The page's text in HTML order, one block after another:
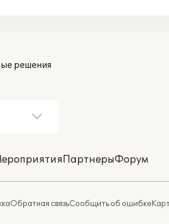
решения
ПартнерыФорум
Обратная связьСообщить об ошибке